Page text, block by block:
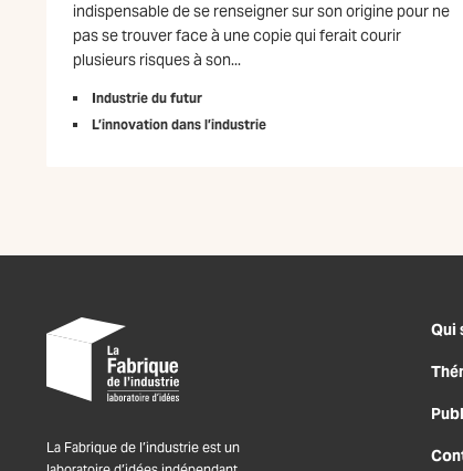
indispensable de se renseigner sur son origine pour ne
pas se trouver face à une copie qui ferait courir
plusieurs risques à son...
Industrie du futur
L’innovation dans l’industrie
La Fabrique de l’industrie est un
Qui